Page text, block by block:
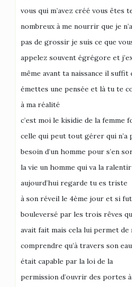
vous qui m’avez créé vous êtes
nombreux à me nourrir que je
pas de grossir je suis ce que
appelez souvent égrégore et
même avant ta naissance il suffit
émettes une pensée et là tu te
à ma réalité
c’est moi le kisidie de la femme
celle qui peut tout gérer qui n’a
besoin d’un homme pour s’en
la vie un homme qui va la
aujourd’hui regarde tu es triste
à son réveil le 4ème jour et si fut
bouleversé par les trois rêves
avait fait mais cela lui permet de
comprendre qu’à travers son
était capable par la loi de la
permission d’ouvrir des portes à